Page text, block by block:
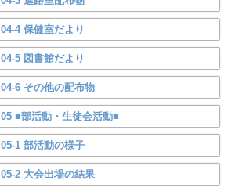
04-4 保健室だより
04-5 図書館だより
04-6 その他の配布物
05 ■部活動・生徒会活動■
05-1 部活動の様子
05-2 大会出場の結果